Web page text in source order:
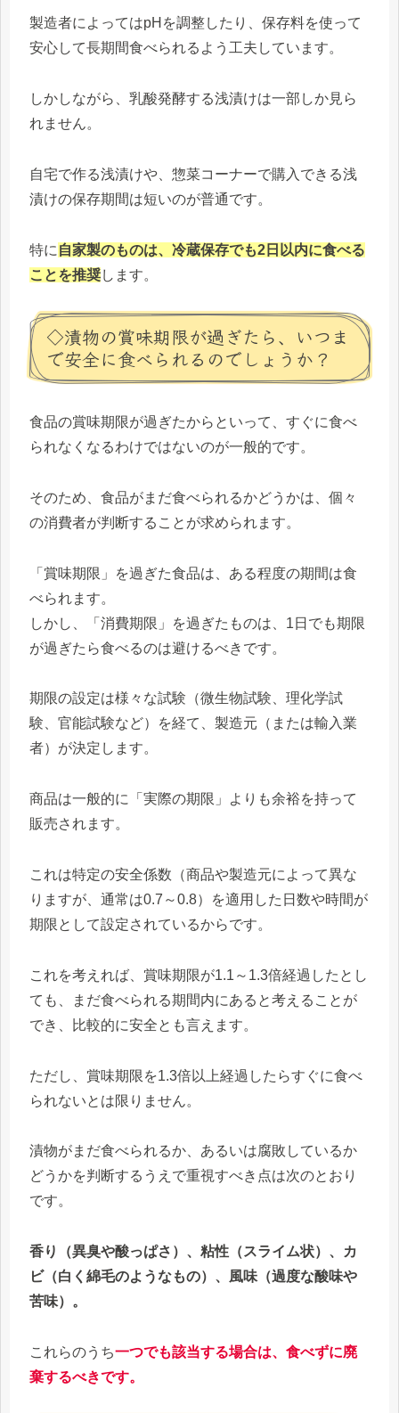
製造者によってはpHを調整したり、保存料を使って
安心して長期間食べられるよう工夫しています。
しかしながら、乳酸発酵する浅漬けは一部しか見ら
れません。
自宅で作る浅漬けや、惣菜コーナーで購入できる浅
漬けの保存期間は短いのが普通です。
特に 自家製のものは、冷蔵保存でも2日以内に食べる
ことを推奨します。
◇漬物の賞味期限が過ぎたら、いつま
で安全に食べられるのでしょうか？
食品の賞味期限が過ぎたからといって、すぐに食べ
られなくなるわけではないのが一般的です。
そのため、食品がまだ食べられるかどうかは、個々
の消費者が判断することが求められます。
「賞味期限」を過ぎた食品は、ある程度の期間は食
べられます。
しかし、「消費期限」を過ぎたものは、1日でも期限
が過ぎたら食べるのは避けるべきです。
期限の設定は様々な試験（微生物試験、理化学試
験、官能試験など）を経て、製造元（または輸入業
者）が決定します。
商品は一般的に「実際の期限」よりも余裕を持って
販売されます。
これは特定の安全係数（商品や製造元によって異な
りますが、通常は0.7～0.8）を適用した日数や時間が
期限として設定されているからです。
これを考えれば、賞味期限が1.1～1.3倍経過したとし
ても、まだ食べられる期間内にあると考えることが
でき、比較的に安全とも言えます。
ただし、賞味期限を1.3倍以上経過したらすぐに食べ
られないとは限りません。
漬物がまだ食べられるか、あるいは腐敗しているか
どうかを判断するうえで重視すべき点は次のとおり
です。
香り（異臭や酸っぱさ）、粘性（スライム状）、カ
ビ（白く綿毛のようなもの）、風味（過度な酸味や
苦味）。
これらのうち一つでも該当する場合は、食べずに廃
棄するべきです。